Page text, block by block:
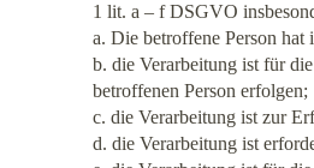
1 lit. a – f DSGVO
a. Die betroffene Person hat
b. die Verarbeitung ist für
betroffenen Person erfolgen;
c. die Verarbeitung ist zur
d. die Verarbeitung ist